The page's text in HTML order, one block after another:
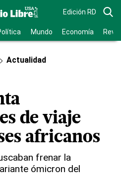
Edición RD
Mundo Economía
Actualidad
de viaje
africanos
frenar la
ómicron del